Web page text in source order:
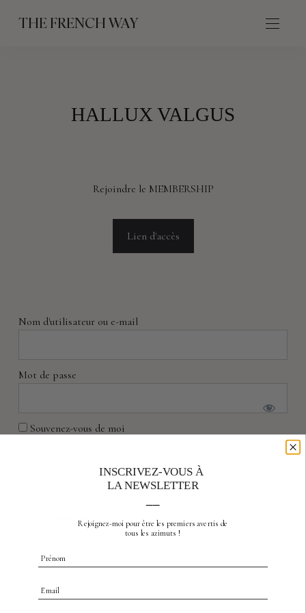
THE FRENCH WAY
HALLUX VALGUS
Rejoindre le MEMBERSHIP
Lien d'accès
Nom d'utilisateur ou e-mail
Mot de passe
Souvenez-vous de moi
Mot de passe oublié
INSCRIVEZ-VOUS À
LA NEWSLETTER
Rejoignez-moi pour être les premiers avertisde
tous les azimuts !
Prénom
Email